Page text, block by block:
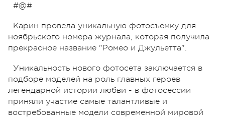
#@#
Карин провела уникальную фотосъемку для
ноябрьского номера журнала, которая получила
прекрасное название "Ромео и Джульетта".
Уникальность нового фотосета заключается в
подборе моделей на роль главных героев
легендарной истории любви - в фотосессии
приняли участие самые талантливые и
востребованные модели современной мировой